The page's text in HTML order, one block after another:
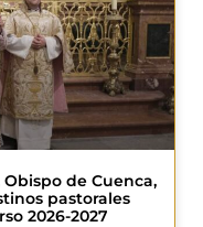
Obispo de Cuenca,
pastorales
2026-2027